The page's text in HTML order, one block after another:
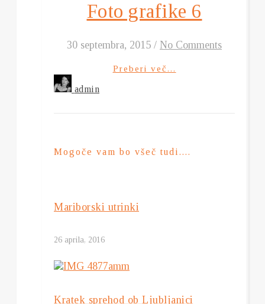
Foto grafike 6
30 septembra, 2015 / No Comments
Preberi več...
admin
Mogoče vam bo všeč tudi....
Mariborski utrinki
26 aprila, 2016
Kratek sprehod ob Ljubljanici